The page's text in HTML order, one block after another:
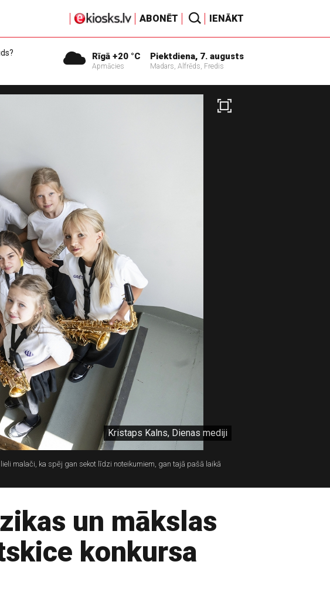
ABONĒT IENĀKT
Rīgā +20 °C
Apmācies
Piektdiena, 7. augusts
Madars, Alfrēds, Fredis
Kristaps Kalns, Dienas mediji
malači, ka spēj gan sekot līdzi noteikumiem, gan tajā pašā laikā
un mākslas
konkursa